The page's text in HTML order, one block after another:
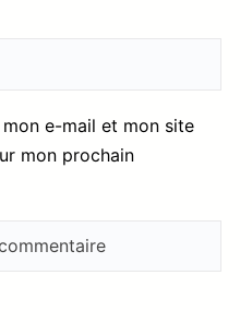
e-mail et mon site
mon prochain